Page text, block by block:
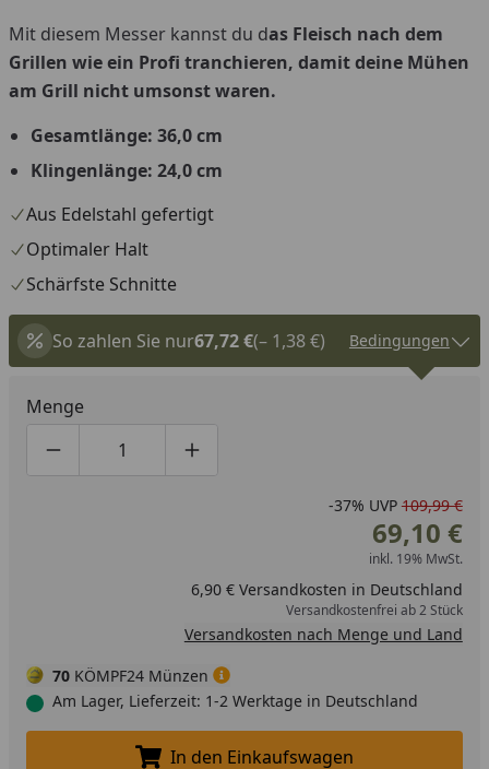
Mit diesem Messer kannst du das Fleisch nach dem
Grillen wie ein Profi tranchieren, damit deine Mühen
am Grill nicht umsonst waren.
Gesamtlänge: 36,0 cm
Klingenlänge: 24,0 cm
Aus Edelstahl gefertigt
Optimaler Halt
Schärfste Schnitte
So zahlen Sie nur67,72 €(– 1,38 €) Bedingungen
Menge
Produktmenge um eins verringern
Produktmenge manuell eingeben
Produktmenge um eins erhöhen
-37% UVP 109,99 €
69,10 €
inkl. 19% MwSt.
6,90 € Versandkosten in Deutschland
Versandkostenfrei ab 2 Stück
Versandkosten nach Menge und Land
70 KÖMPF24 Münzen
Am Lager, Lieferzeit: 1-2 Werktage in Deutschland
In den Einkaufswagen